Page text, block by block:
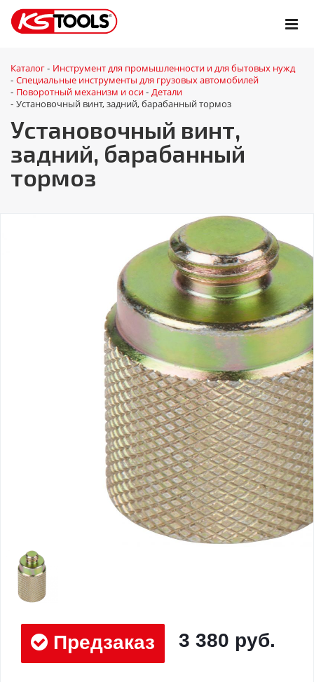
Каталог - Инструмент для промышленности и для бытовых нужд
- Специальные инструменты для грузовых автомобилей
- Поворотный механизм и оси - Детали
- Установочный винт, задний, барабанный тормоз
Установочный винт,
задний, барабанный
тормоз
Предзаказ 3 380 руб.